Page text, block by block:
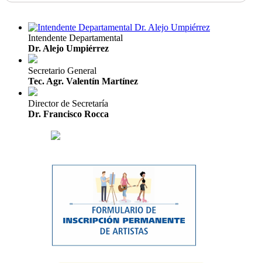
Intendente Departamental
Dr. Alejo Umpiérrez
Secretario General
Tec. Agr. Valentín Martínez
Director de Secretaría
Dr. Francisco Rocca